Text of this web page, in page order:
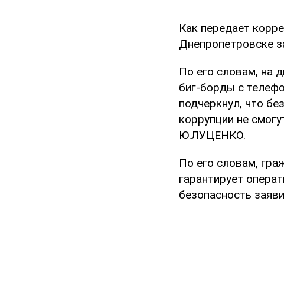
Как передает
Днепропетровске
По его словам, на
биг-борды с
подчеркнул, что
коррупции не
Ю.ЛУЦЕНКО.
По его словам,
гарантирует
безопасность